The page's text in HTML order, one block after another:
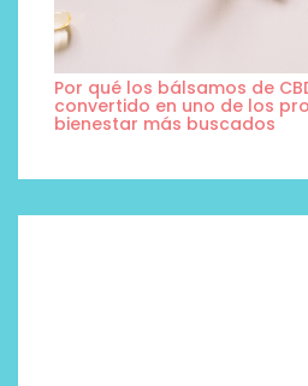
Por qué los bálsamos de
convertido en uno de los
bienestar más buscados